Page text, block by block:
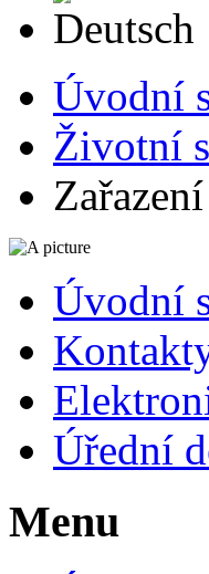
Úvodní
Životní
Úvodní
Úřední
Menu